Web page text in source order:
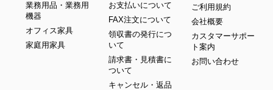
業務用品・業務用
機器
オフィス家具
家庭用家具
お支払いについて
FAX注文について
領収書の発行につ
いて
請求書・見積書に
ついて
キャンセル・返品
ご利用規約
会社概要
カスタマーサポー
ト案内
お問い合わせ